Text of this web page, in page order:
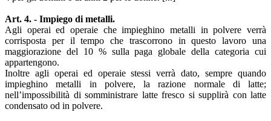
Art. 4. - Impiego di metalli.
Agli operai ed operaie che impieghino metalli in polvere verrà
corrisposta per il tempo che trascorrono in questo lavoro una
maggiorazione del 10 % sulla paga globale della categoria cui
appartengono.
Inoltre agli operai ed operaie stessi verrà dato, sempre quando
impieghino metalli in polvere, la razione normale di latte;
nell’impossibilità di somministrare latte fresco si supplirà con latte
condensato od in polvere.